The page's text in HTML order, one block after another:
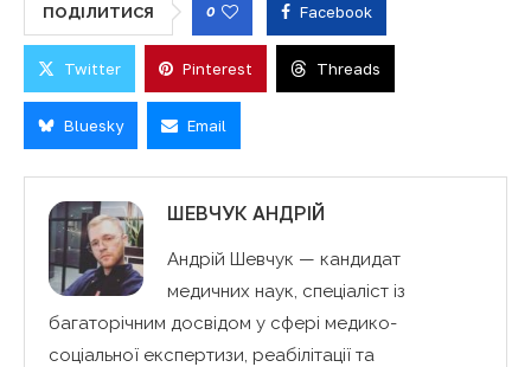
ПОДІЛИТИСЯ 0 Facebook
Twitter Pinterest Threads
Bluesky Email
ШЕВЧУК АНДРІЙ
Андрій Шевчук — кандидат
медичних наук, спеціаліст із
багаторічним досвідом у сфері медико-
соціальної експертизи, реабілітації та